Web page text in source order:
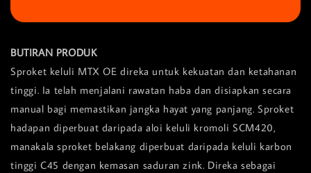
BUTIRAN PRODUK
Sproket keluli MTX OE direka untuk kekuatan dan ketahanan
tinggi. Ia telah menjalani rawatan haba dan disiapkan secara
manual bagi memastikan jangka hayat yang panjang. Sproket
hadapan diperbuat daripada aloi keluli kromoli SCM420,
manakala sproket belakang diperbuat daripada keluli karbon
tinggi C45 dengan kemasan saduran zink. Direka sebagai